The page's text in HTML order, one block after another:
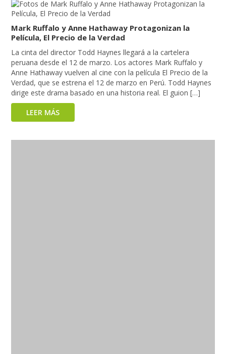
Mark Ruffalo y Anne Hathaway Protagonizan la
Película, El Precio de la Verdad
La cinta del director Todd Haynes llegará a la cartelera
peruana desde el 12 de marzo. Los actores Mark Ruffalo y
Anne Hathaway vuelven al cine con la película El Precio de la
Verdad, que se estrena el 12 de marzo en Perú. Todd Haynes
dirige este drama basado en una historia real. El guion […]
LEER MÁS